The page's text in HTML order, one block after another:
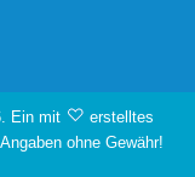
Ein mit
erstelltes
ohne Gewähr!